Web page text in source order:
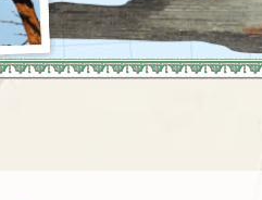
Zuid-Afrika
El Salvador